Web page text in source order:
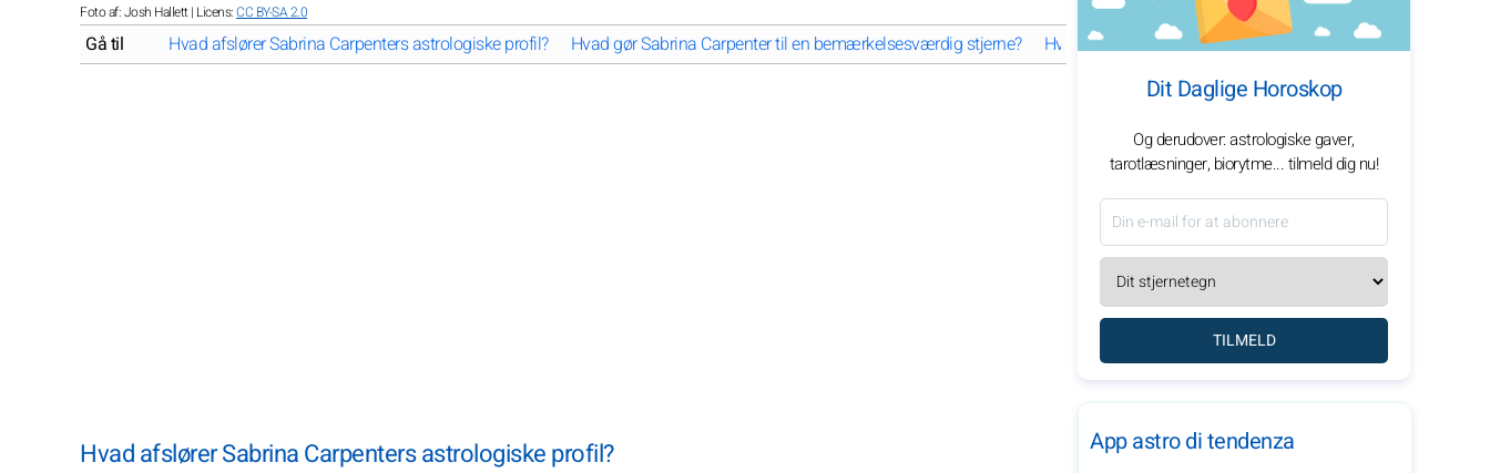
Foto af: Josh Hallett | Licens:CC BY-SA 2.0
Gå til Hvad afslører Sabrina Carpenters astrologiske profil? Hvad gør Sabrina Carpenter til en bemærkelsesværdig stjerne? Hvordan har Sabrina Carpenter formet sin utrolige karriere?
Hvad afslører Sabrina Carpenters astrologiske profil?
Dit Daglige Horoskop
Og derudover: astrologiske gaver,
tarotlæsninger, biorytme... tilmeld dig nu!
TILMELD
App astro di tendenza